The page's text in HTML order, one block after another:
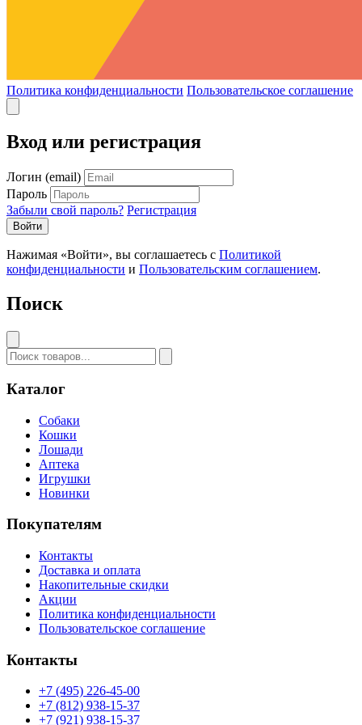
Политика конфиденциальности Пользовательское соглашение
Вход или регистрация
Логин (email)
Пароль
Забыли свой пароль? Регистрация
Войти
Нажимая «Войти», вы соглашаетесь с Политикой
конфиденциальности и Пользовательским соглашением.
Поиск
Каталог
Собаки
Кошки
Лошади
Аптека
Игрушки
Новинки
Покупателям
Контакты
Доставка и оплата
Накопительные скидки
Акции
Политика конфиденциальности
Пользовательское соглашение
Контакты
+7 (495) 226-45-00
+7 (812) 938-15-37
+7 (921) 938-15-37